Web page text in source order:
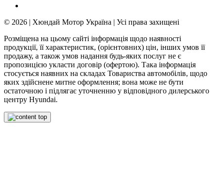
© 2026 | Хюндай Мотор Україна | Усі права захищені
Розміщена на цьому сайті інформація щодо наявності
продукції, її характеристик, (орієнтовних) цін, інших умов її
продажу, а також умов надання будь-яких послуг не є
пропозицією укласти договір (офертою). Така інформація
стосується наявних на складах Товариства автомобілів, щодо
яких здійснене митне оформлення; вона може не бути
остаточною і підлягає уточненню у відповідного дилерського
центру Hyundai.